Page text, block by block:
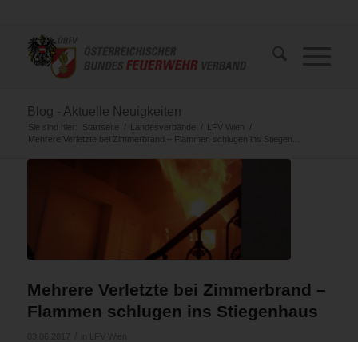
Blog - Aktuelle Neuigkeiten
Sie sind hier: Startseite / Landesverbände / LFV Wien
/
Mehrere Verletzte bei Zimmerbrand – Flammen schlugen ins Stiegen...
Mehrere Verletzte bei Zimmerbrand –
Flammen schlugen ins Stiegenhaus